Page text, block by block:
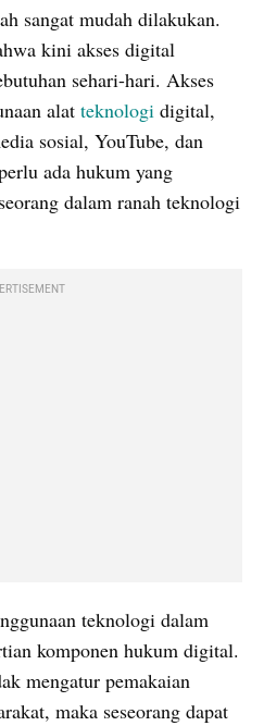
sangat mudah dilakukan.
kini akses digital
sehari-hari. Akses
alat teknologi digital,
sosial, YouTube, dan
ada hukum yang
dalam ranah teknologi
teknologi dalam
komponen hukum digital.
mengatur pemakaian
maka seseorang dapat